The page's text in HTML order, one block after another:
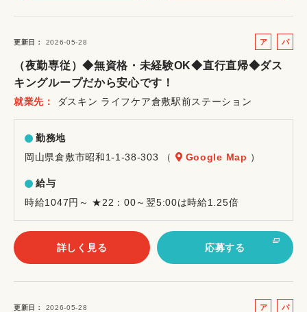
更新日 2026-05-28
ア
バ
パ
ト
（夜勤専従）◆無資格・未経験OK◆直行直帰◆ダス
キングループだから安心です！
就業先 ダスキン ライフケア倉敷駅前ステーション
勤務地
岡山県倉敷市昭和1-1-38-303 （
Google Map ）
給与
時給1047円～ ★22：00～翌5:00は時給1.25倍
詳しく見る 応募する
更新日 2026-05-28
ア
パ